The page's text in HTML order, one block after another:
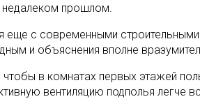
прошлом.
еще с современными строительными
и объяснения вполне
в комнатах первых этажей
вентиляцию подполья легче